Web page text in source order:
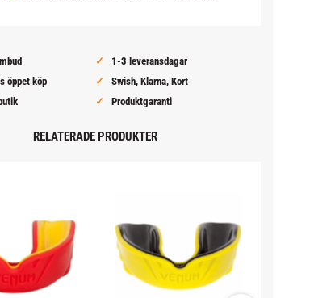
1-3 leveransdagar
öppet köp
Swish, Klarna, Kort
Produktgaranti
RELATERADE PRODUKTER